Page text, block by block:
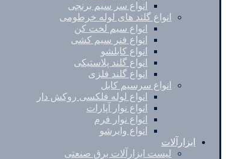
انواع سر سیم برنجی
انواع گلند های لوله خرطومی
انواع سیم لخت کن
انواع فنر سیم کشی
انواع کابلشو
انواع گلند پلاستیکی
انواع گلند فلزی
انواع سرسیم کابل
انواع لوله فلکسی روکش دار
انواع نوار آپارات
انواع نوار فرم
انواع وایرشو
ابزارآلات
لیست ابزارآلات برق صنعتی